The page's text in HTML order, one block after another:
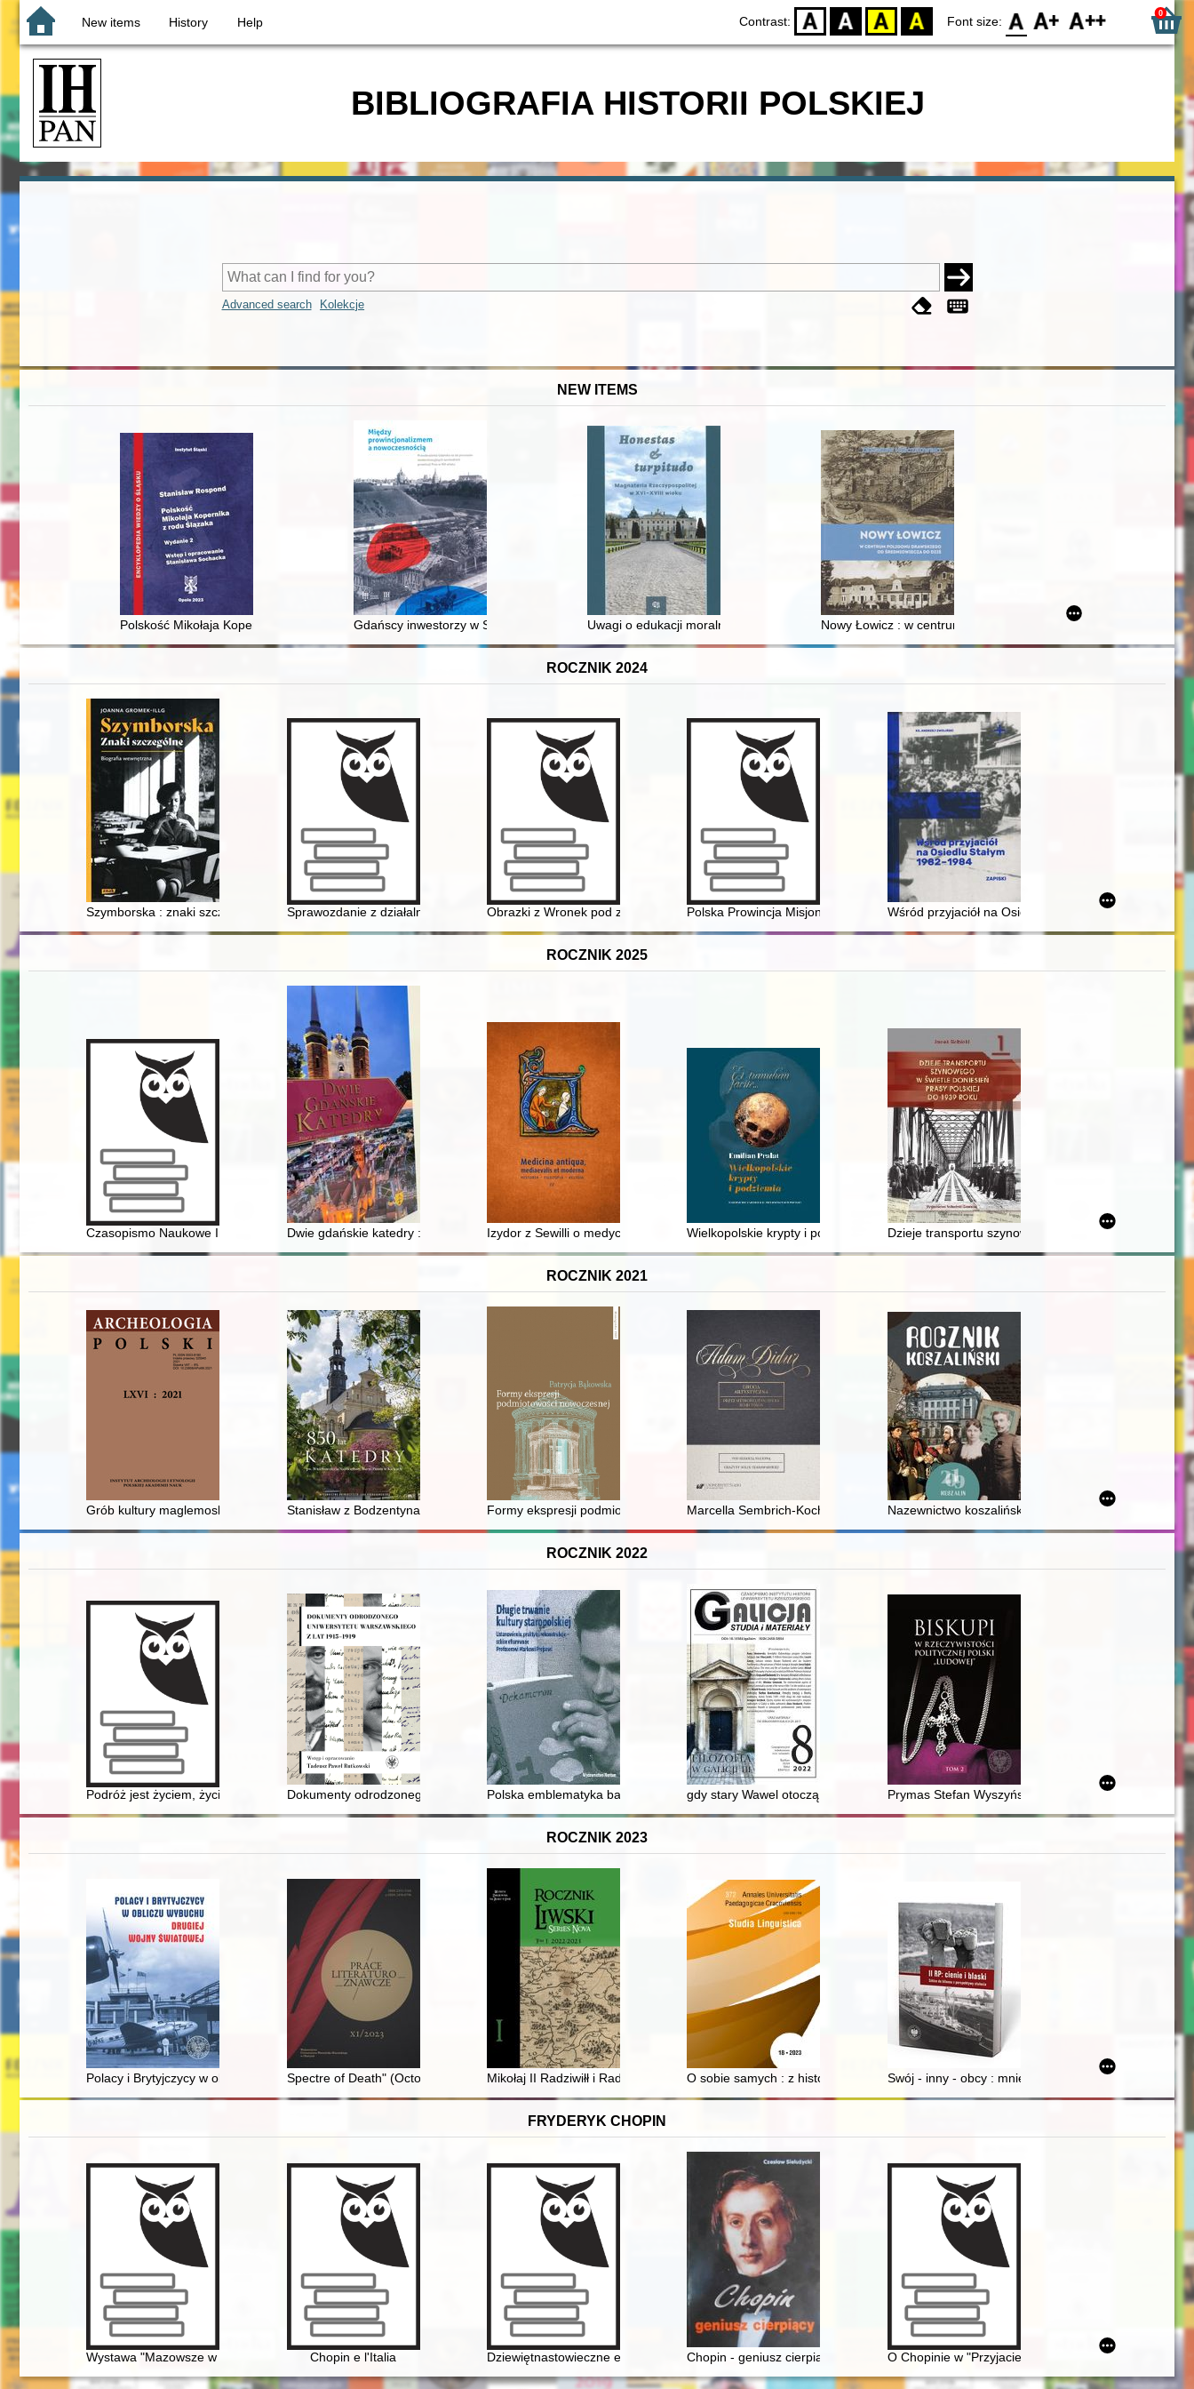
New items History Help Contrast: D BW YB BY Font size: F0 F1 F2 0
BIBLIOGRAFIA HISTORII POLSKIEJ
Advanced search Kolekcje
NEW ITEMS
Polskość Mikołaja Kopernika z rodu ŚlązakaGdańscy inwestorzy w Sopocie : prestiż finansowy i towarzyski lokalnego mieszczaństwa w 2. poł. XIX w
Uwagi o edukacji moralnej synów szlacheckich w XVI-wiecznej Rzeczypospolitej
Nowy Łowicz : w centrum poligonu drawskiego od średniowiecza
ROCZNIK 2024
Szymborska : znaki szczególne : biografia wewnętrznaSprawozdanie z działalności Towarzystwa Miłośników Torunia za okres od 16 maja 2023 r. do 20 maja 2024 r. = Activities of the Society of Toruń Lovers for
Obrazki z Wronek pod zaborem pruskim. (I)Polska Prowincja Misjonarzy Oblatów Maryi Niepokalanej 1920-2020
Wśród przyjaciół na Osiedlu Stałym 1982-1984 :
ROCZNIK 2025
Czasopismo Naukowe Instytutu Studiów Kobiecych. 2025, [nr] 1Dwie gdańskie katedry : filary cywilizacji chrześcijańskiej na Pomorzu
Izydor z Sewilli o medycynie ("Etymologie", księga IV)
Wielkopolskie krypty i podziemia Dzieje transportu szynowego w świetle doniesień
ROCZNIK 2021
Grób kultury maglemoskiej w Bolkowie na Pomorzu ZachodnimStanisław z Bodzentyna, wikariusz kolegiaty kieleckiej z XVI wieku i jego księgozbiór
Formy ekspresji podmiotowości nowoczesnej : tożsamość indywidualna i zbiorowa w poezji polskiej schyłku XVIII i początku
Marcella Sembrich-Kochańska i Adam Didur : w przyjaźni na scenie i w życiu
Nazewnictwo koszalińskich ulic do 1945 roku
ROCZNIK 2022
Podróż jest życiem, życie jest podróżą : 35 lat turystyki zagranicznej Wrocławskiego Oddziału Towarzystwa Polsko-Austriackiego 1985-2020 : relacja subiektywna sporządzona w celach
Dokumenty odrodzonego Uniwersytetu Warszawskiego z lat 1915-1919Polska emblematyka barokowa jako przejaw europejskiej kultury medytacji
gdy stary Wawel otoczą wody kanału" : niezrealizowana droga wodna łącząca Dunaj,
Prymas Stefan Wyszyński w okresie przełomu 1956-
ROCZNIK 2023
Polacy i Brytyjczycy w obliczu wybuchu drugiej wojny światowejSpectre of Death" (October 31, 1943) : myth-making in the war prose of Aleksander Omiljanowicz and the autobiography of Władysław Świacki = "Widmo
Mikołaj II Radziwiłł i Radziwiłłowie na Litwie na przełomie XV i XVI wiekuO sobie samych : z historii przestępczych nazw złodziei (na materiale z XIX wieku)
Swój - inny - obcy : mniejszościowe związki
FRYDERYK CHOPIN
Wystawa "Mazowsze w czasach Chopina" - połączenie środków tradycyjnych i nowoczesnych jako sposób budowania ekspozycji
Chopin e l'Italia Dziewiętnastowieczne edycje dzieł Fryderyka Chopina jako aspekt historii recepcji
Chopin - geniusz cierpiący O Chopinie w "Przyjacielu Ludu" (1836)